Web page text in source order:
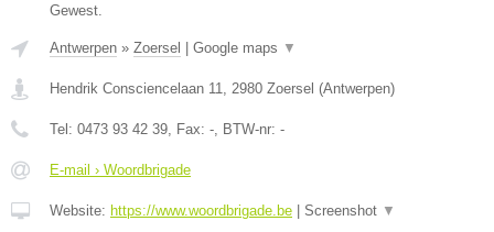
Gewest.
Antwerpen » Zoersel Google maps ▼
Hendrik Consciencelaan 11, 2980 Zoersel (Antwerpen)
Tel: 0473 93 42 39, Fax: -, BTW-nr: -
E-mail › Woordbrigade
Website: https://www.woordbrigade.be Screenshot ▼